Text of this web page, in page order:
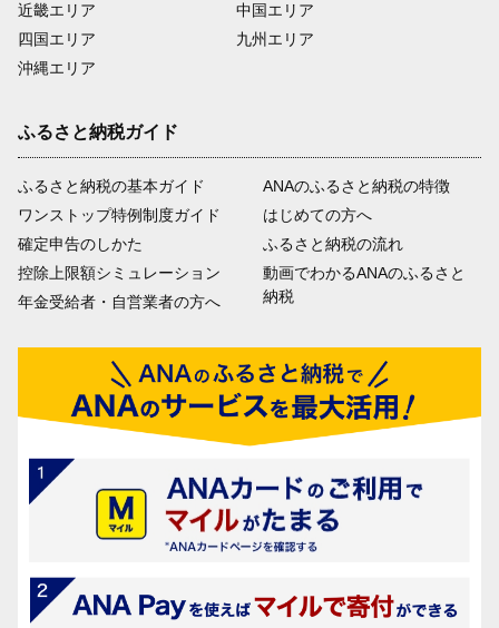
近畿エリア
四国エリア
沖縄エリア
中国エリア
九州エリア
ふるさと納税ガイド
ふるさと納税の基本ガイド
ワンストップ特例制度ガイド
確定申告のしかた
控除上限額シミュレーション
年金受給者・自営業者の方へ
ANAのふるさと納税の特徴
はじめての方へ
ふるさと納税の流れ
動画でわかるANAのふるさと
納税